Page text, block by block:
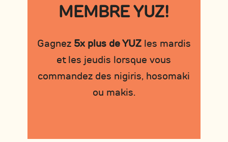
MEMBRE YUZ!
Gagnez 5x plus de YUZles mardis
et les jeudis lorsque vous
commandez des nigiris, hosomaki
ou makis.